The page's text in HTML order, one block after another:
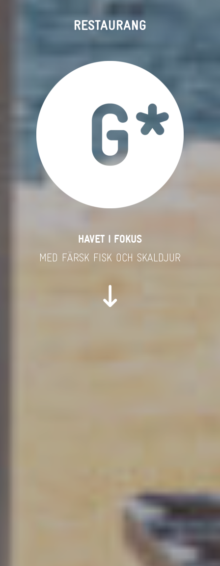
RESTAURANG
HAVET I FOKUS
MED FÄRSK FISK OCH SKALDJUR